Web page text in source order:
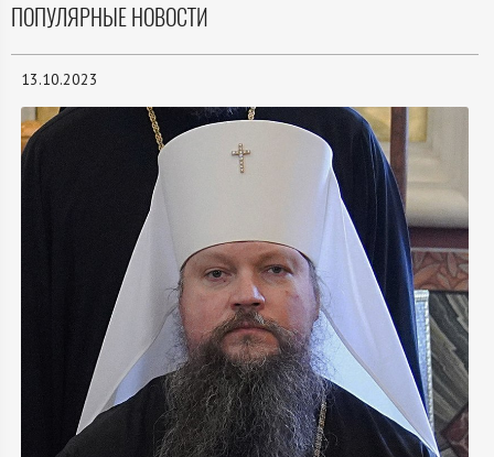
ПОПУЛЯРНЫЕ НОВОСТИ
13.10.2023